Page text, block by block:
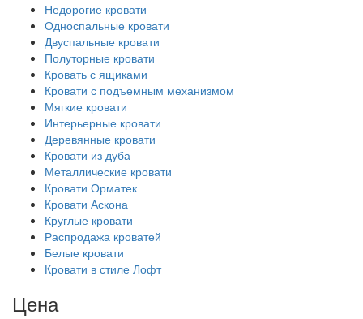
Недорогие кровати
Односпальные кровати
Двуспальные кровати
Полуторные кровати
Кровать с ящиками
Кровати с подъемным механизмом
Мягкие кровати
Интерьерные кровати
Деревянные кровати
Кровати из дуба
Металлические кровати
Кровати Орматек
Кровати Аскона
Круглые кровати
Распродажа кроватей
Белые кровати
Кровати в стиле Лофт
Цена